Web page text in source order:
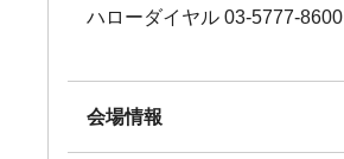
ハローダイヤル 03-5777-8600
会場情報